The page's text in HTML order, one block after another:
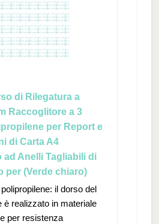
di Rilegatura a
Raccoglitore a 3
per Report e
di Carta A4
ad Anelli Tagliabili di
per (Verde chiaro)
il dorso del
è realizzato in materiale
per resistenza